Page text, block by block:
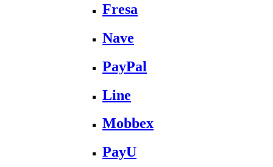
Fresa
Nave
PayPal
Line
Mobbex
PayU